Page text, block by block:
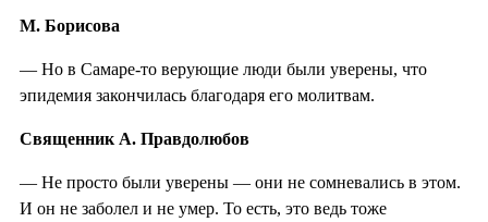
М. Борисова
— Но в Самаре-то верующие люди были уверены, что
эпидемия закончилась благодаря его молитвам.
Священник А. Правдолюбов
— Не просто были уверены — они не сомневались в этом.
И он не заболел и не умер. То есть, это ведь тоже